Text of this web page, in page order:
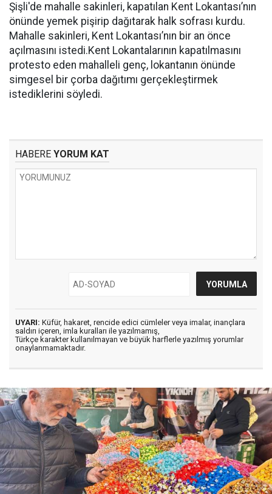
Şişli'de mahalle sakinleri, kapatılan Kent Lokantası’nın
önünde yemek pişirip dağıtarak halk sofrası kurdu.
Mahalle sakinleri, Kent Lokantası’nın bir an önce
açılmasını istedi.Kent Lokantalarının kapatılmasını
protesto eden mahalleli genç, lokantanın önünde
simgesel bir çorba dağıtımı gerçekleştirmek
istediklerini söyledi.
HABERE YORUM KAT
UYARI: Küfür, hakaret, rencide edici cümleler veya imalar, inançlara
saldırı içeren, imla kuralları ile yazılmamış,
Türkçe karakter kullanılmayan ve büyük harflerle yazılmış yorumlar
onaylanmamaktadır.